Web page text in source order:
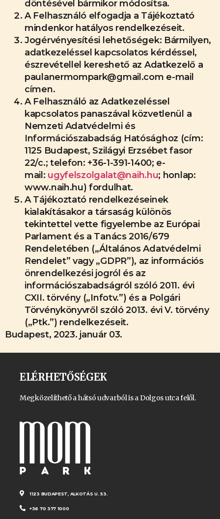
döntésével bármikor módosítsa.
A Felhasználó elfogadja a Tájékoztató
mindenkor hatályos rendelkezéseit.
Jogérvényesítési lehetőségek: Bármilyen,
adatkezeléssel kapcsolatos kérdéssel,
észrevétellel kereshető az Adatkezelő a
paulanermompark@gmail.com e-mail
címen.
A Felhasználó az Adatkezeléssel
kapcsolatos panaszával közvetlenül a
Nemzeti Adatvédelmi és
Információszabadság Hatósághoz (cím:
1125 Budapest, Szilágyi Erzsébet fasor
22/c.; telefon: +36-1-391-1400; e-
mail: ugyfelszolgalat@naih.hu; honlap:
www.naih.hu) fordulhat.
A Tájékoztató rendelkezéseinek
kialakításakor a társaság különös
tekintettel vette figyelembe az Európai
Parlament és a Tanács 2016/679
Rendeletében („Általános Adatvédelmi
Rendelet” vagy „GDPR”), az információs
önrendelkezési jogról és az
információszabadságról szóló 2011. évi
CXII. törvény („Infotv.”) és a Polgári
Törvénykönyvről szóló 2013. évi V. törvény
(„Ptk.”) rendelkezéseit.
Budapest, 2023. január 03.
ELÉRHETŐSÉGEK
Megközelíthető a hátsó udvarból is a Dolgos utca felől.
1123 BUDAPEST, ALKOTÁS U. 53.
+36 70 377 1000